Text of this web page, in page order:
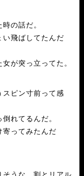
の話だ。
い飛ばしてたんだ
が突っ立ってた。
ピン寸前って感
れてるんだ。
寄ってみたんだ